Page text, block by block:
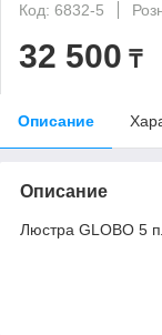
Код: 6832-5
32 500 ₸
Описание
Описание
Люстра GLOBO 5